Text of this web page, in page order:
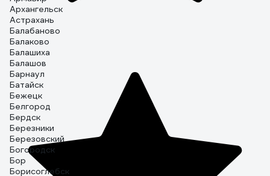
Архангельск
Астрахань
Балабаново
Балаково
Балашиха
Балашов
Барнаул
Батайск
Бежецк
Белгород
Бердск
Березники
Березовский
Богородск
Бор
Борисоглебск